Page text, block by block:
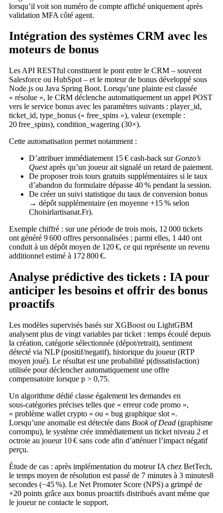
lorsqu’il voit son numéro de compte affiché uniquement après
validation MFA côté agent.
Intégration des systèmes CRM avec les
moteurs de bonus
Les API RESTful constituent le pont entre le CRM – souvent
Salesforce ou HubSpot – et le moteur de bonus développé sous
Node.js ou Java Spring Boot. Lorsqu’une plainte est classée
« résolue », le CRM déclenche automatiquement un appel POST
vers le service bonus avec les paramètres suivants : player_id,
ticket_id, type_bonus (« free_spins »), valeur (exemple :
20 free_spins), condition_wagering (30×).
Cette automatisation permet notamment :
D’attribuer immédiatement 15 € cash‑back sur Gonzo’s
Questaprès qu’un joueur ait signalé un retard de paiement.
De proposer trois tours gratuits supplémentaires si le taux
d’abandon du formulaire dépasse 40 % pendant la session.
De créer un suivi statistique du taux de conversion bonus
→ dépôt supplémentaire (en moyenne +15 % selon
Choisirlartisanat.Fr).
Exemple chiffré : sur une période de trois mois, 12 000 tickets
ont généré 9 600 offres personnalisées ; parmi elles, 1 440 ont
conduit à un dépôt moyen de 120 €, ce qui représente un revenu
additionnel estimé à 172 800 €.
Analyse prédictive des tickets : IA pour
anticiper les besoins et offrir des bonus
proactifs
Les modèles supervisés basés sur XGBoost ou LightGBM
analysent plus de vingt variables par ticket : temps écoulé depuis
la création, catégorie sélectionnée (dépot/retrait), sentiment
détecté via NLP (positif/negatif), historique du joueur (RTP
moyen joué). Le résultat est une probabilité p(dissatisfaction)
utilisée pour déclencher automatiquement une offre
compensatoire lorsque p > 0,75.
Un algorithme dédié classe également les demandes en
sous‑catégories précises telles que « erreur code promo »,
« problème wallet crypto » ou « bug graphique slot ».
Lorsqu’une anomalie est détectée dans Book of Dead (graphisme
corrompu), le système crée immédiatement un ticket niveau 2 et
octroie au joueur 10 € sans code afin d’atténuer l’impact négatif
perçu.
Étude de cas : après implémentation du moteur IA chez BetTech,
le temps moyen de résolution est passé de 7 minutes à 3 minutes8
secondes (−45 %). Le Net Promoter Score (NPS) a grimpé de
+20 points grâce aux bonus proactifs distribués avant même que
le joueur ne contacte le support.